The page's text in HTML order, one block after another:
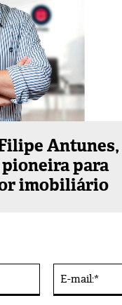
Antunes,
para
imobiliário